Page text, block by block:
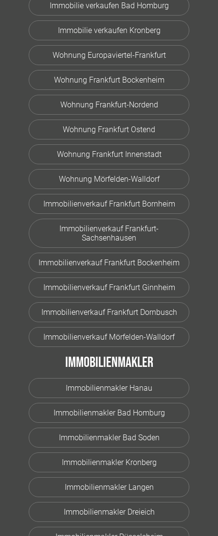
Immobilie verkaufen Bad Homburg
Immobilie verkaufen Kronberg
Wohnung Europaviertel-Frankfurt
Wohnung Frankfurt Bockenheim
Wohnung Frankfurt-Nordend
Wohnung Frankfurt Ostend
Wohnung Frankfurt Innenstadt
Wohnung Mörfelden-Walldorf
Immobilienverkauf Frankfurt Bornheim
Immobilienverkauf Frankfurt-
Sachsenhausen
Immobilienverkauf Frankfurt Bockenheim
Immobilienverkauf Frankfurt Ginnheim
Immobilienverkauf Frankfurt Dornbusch
Immobilienverkauf Mörfelden-Walldorf
Immobilienmakler
Immobilienmakler Hanau
Immobilienmakler Bad Homburg
Immobilienmakler Bad Soden
Immobilienmakler Kronberg
Immobilienmakler Langen
Immobilienmakler Dreieich